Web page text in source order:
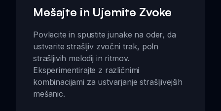
Mešajte in Ujemite Zvoke
Povlecite in spustite junake na oder, da
ustvarite strašljiv zvočni trak, poln
strašljivih melodij in ritmov.
Eksperimentirajte z različnimi
kombinacijami za ustvarjanje strašljivejših
mešanic.